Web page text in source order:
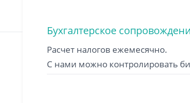
Бухгалтерское
Расчет налогов ежемесячно.
С нами можно контролировать